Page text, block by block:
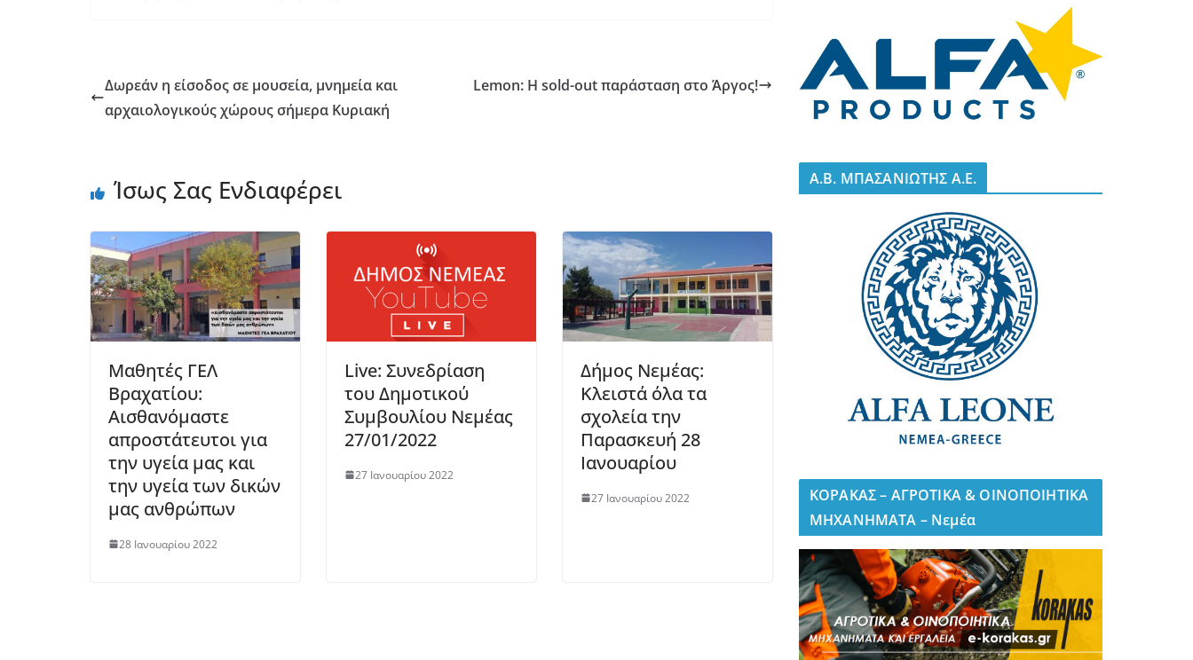
Δωρεάν η είσοδος σε μουσεία, μνημεία και
αρχαιολογικούς χώρους σήμερα Κυριακή
Lemon: Η sold-out παράσταση στο Άργος!
Ίσως Σας Ενδιαφέρει
Μαθητές ΓΕΛ
Βραχατίου:
Αισθανόμαστε
απροστάτευτοι για
την υγεία μας και
την υγεία των δικών
μας ανθρώπων
28 Ιανουαρίου 2022
Live: Συνεδρίαση
του Δημοτικού
Συμβουλίου Νεμέας
27/01/2022
27 Ιανουαρίου 2022
Δήμος Νεμέας:
Κλειστά όλα τα
σχολεία την
Παρασκευή 28
Ιανουαρίου
27 Ιανουαρίου 2022
A.B. ΜΠΑΣΑΝΙΩΤΗΣ Α.Ε.
ΚΟΡΑΚΑΣ – ΑΓΡΟΤΙΚΑ & ΟΙΝΟΠΟΙΗΤΙΚΑ
ΜΗΧΑΝΗΜΑΤΑ – Νεμέα